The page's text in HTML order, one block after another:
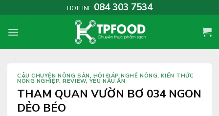
to
content
HOTLINE 084 303 7534
CÂU CHUYỆN NÔNG SẢN, HỎI ĐÁP NGHỀ NÔNG,KIẾN THỨC
NÔNG NGHIỆP,REVIEW, YÊU NẤU ĂN
THAM QUAN VƯỜN BƠ 034 NGON
DẺO BÉO